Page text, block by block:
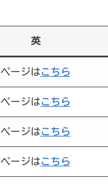
英
ページはこちら
ページはこちら
ページはこちら
ページはこちら